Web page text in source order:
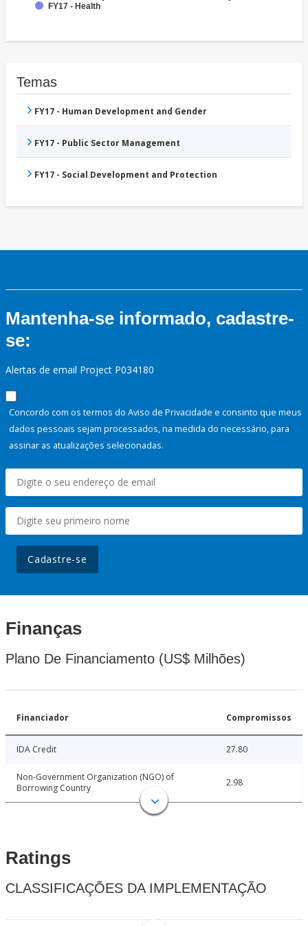
FY17 - Health
Temas
FY17 - Human Development and Gender
FY17 - Public Sector Management
FY17 - Social Development and Protection
Mantenha-se informado, cadastre-
se:
Alertas de email Project P034180
Concordo com os termos do Aviso de Privacidade e consinto que meus
dados pessoais sejam processados, na medida do necessário, para
assinar as atualizações selecionadas.
Cadastre-se
Finanças
Plano De Financiamento (US$ Milhões)
Financiador Compromissos
IDA Credit 27.80
Non-Government Organization (NGO) of
Borrowing Country
2.98
Ratings
CLASSIFICAÇÕES DA IMPLEMENTAÇÃO